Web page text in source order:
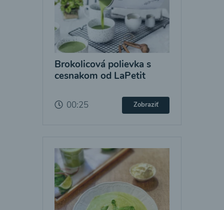
Brokolicová polievka s
cesnakom od LaPetit
00:25 Zobraziť